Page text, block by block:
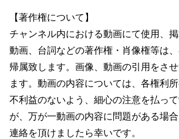
【著作権について】
チャンネル内における動画にて使用、
動画、台詞などの著作権・肖像権等は
帰属致します。画像、動画の引用をさ
ます。動画の内容については、各権利
不利益のないよう、細心の注意を払っ
が、万が一動画の内容に問題がある場
連絡を頂けましたら幸いです。